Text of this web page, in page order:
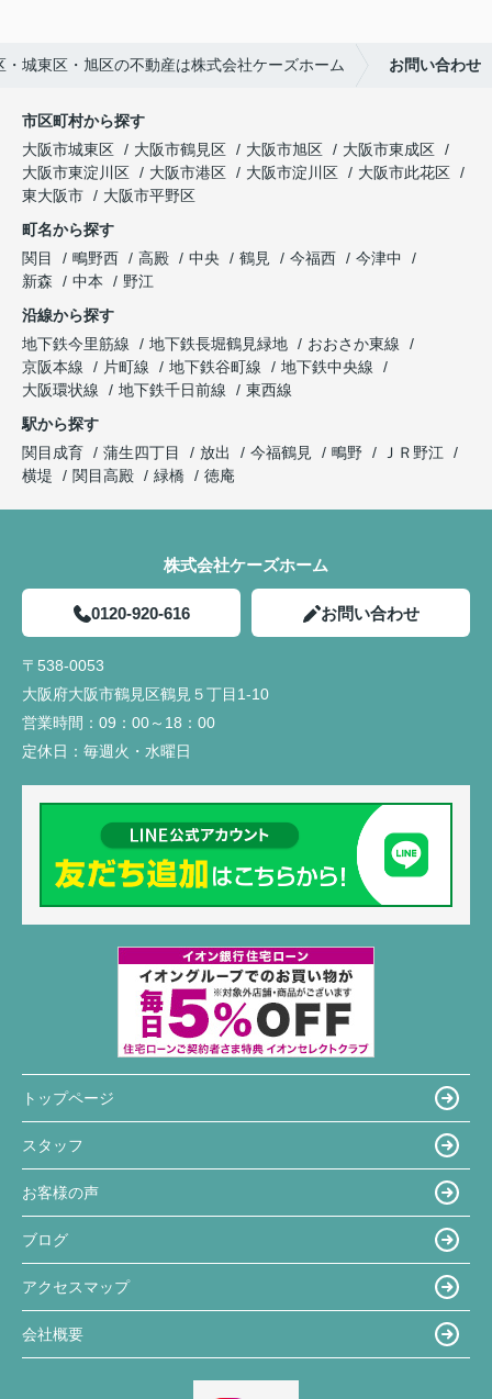
・城東区・旭区の不動産は株式会社ケーズホーム お問い合わせ
市区町村から探す
大阪市城東区
大阪市鶴見区 大阪市旭区
大阪市東成区
大阪市東淀川区
大阪市港区 大阪市淀川区
大阪市此花区
東大阪市
大阪市平野区
町名から探す
関目
鴫野西 高殿 中央 鶴見 今福西
今津中
新森
中本
野江
沿線から探す
地下鉄今里筋線
地下鉄長堀鶴見緑地
おおさか東線
京阪本線
片町線 地下鉄谷町線
地下鉄中央線
大阪環状線
地下鉄千日前線
東西線
駅から探す
関目成育
蒲生四丁目 放出 今福鶴見 鴫野
ＪＲ野江
横堤
関目高殿 緑橋 徳庵
株式会社ケーズホーム
0120-920-616 お問い合わせ
〒538-0053
大阪府大阪市鶴見区鶴見５丁目1-10
営業時間： 09：00～18：00
定休日： 毎週火・水曜日
トップページ
スタッフ
お客様の声
ブログ
アクセスマップ
会社概要